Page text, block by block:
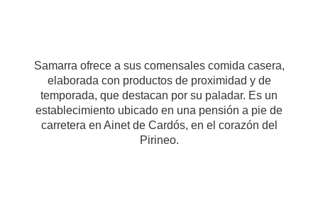
Samarra ofrece a sus comensales comida casera,
elaborada con productos de proximidad y de
temporada, que destacan por su paladar. Es un
establecimiento ubicado en una pensión a pie de
carretera en Ainet de Cardós, en el corazón del
Pirineo.